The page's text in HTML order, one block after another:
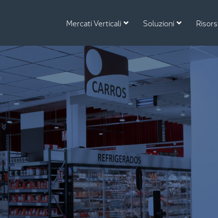
Mercati Verticali Soluzioni